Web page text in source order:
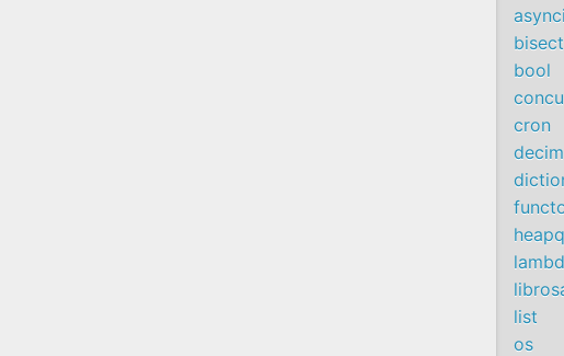
bisect
bool
cron
heapq
list
os